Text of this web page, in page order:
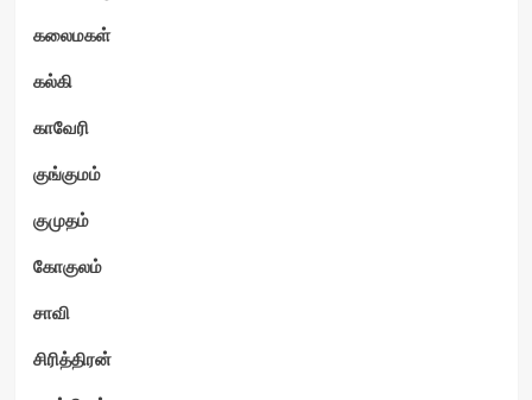
கலைமகள்
கல்கி
காவேரி
குங்குமம்
குமுதம்
கோகுலம்
சாவி
சிரித்திரன்